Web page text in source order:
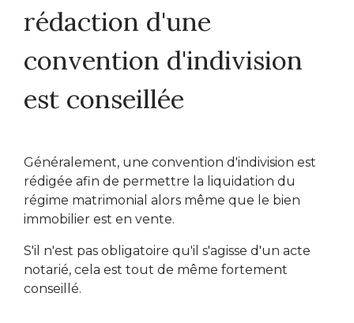
rédaction d'une
convention d'indivision
est conseillée
Généralement, une convention d'indivision est
rédigée afin de permettre la liquidation du
régime matrimonial alors même que le bien
immobilier est en vente.
S'il n'est pas obligatoire qu'il s'agisse d'un acte
notarié, cela est tout de même fortement
conseillé.